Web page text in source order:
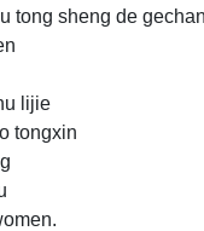
tong sheng de
lijie
tongxin